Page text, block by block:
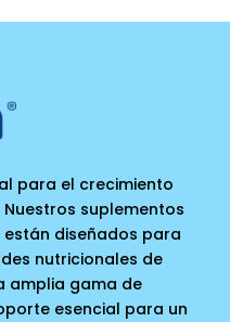
para el crecimiento
suplementos
diseñados para
nutricionales de
amplia gama de
esencial para un